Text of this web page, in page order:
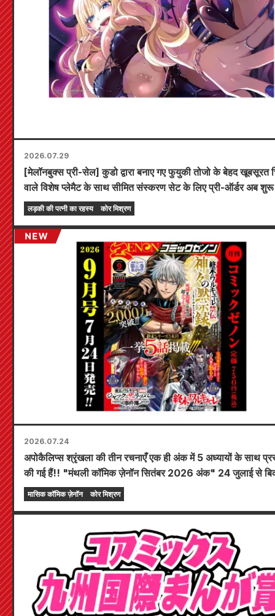
2026.07.29
[मेलॉनबुक्स प्री-सेल] कुडो द्वारा बनाए गए फुयुकी तोजो के बेहद खूबसूरत
वाले विशेष प्लेमैट के साथ सीमित संस्करण सेट के लिए प्री-ऑर्डर अब शुरू
हैं! "द सीक्रेट ऑफ द गैल ब्राइड" का नवीनतम खंड 6 20 अक्टूबर को
होने वाला है!
लड़की की पत्नी का रहस्य कोर मिश्रण
2026.07.24
अपोकैलिप्स श्रृंखला की तीन रचनाएँ एक ही अंक में 5 अध्यायों के साथ
की गई हैं!! "मंथली कॉमिक ज़ेनॉन सितंबर 2026 अंक" 24 जुलाई से
लिए उपलब्ध होगा!!
मासिक कॉमिक ज़ेनॉन कोर मिश्रण